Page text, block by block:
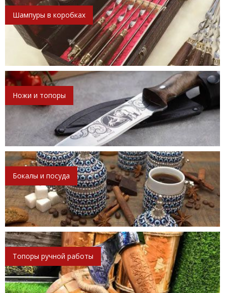
Шампуры в коробках
Ножи и топоры
Бокалы и посуда
Топоры ручной работы